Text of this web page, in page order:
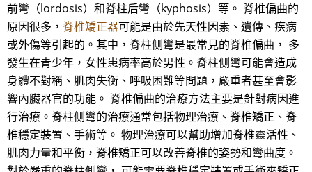
前彎（lordosis）和脊柱后彎（kyphosis）等。 脊椎偏曲的
原因很多， 脊椎矯正器可能是由於先天性因素、遺傳、疾病
或外傷等引起的。其中，脊柱侧彎是最常見的脊椎偏曲， 多
發生在青少年，女性患病率高於男性。脊柱侧彎可能會造成
身體不對稱、肌肉失衡、呼吸困難等問題，嚴重者甚至會影
響內臟器官的功能。 脊椎偏曲的治療方法主要是針對病因進
行治療。脊柱侧彎的治療通常包括物理治療、脊椎矯正、脊
椎穩定裝置、手術等。 物理治療可以幫助增加脊椎靈活性、
肌肉力量和平衡，脊椎矯正可以改善脊椎的姿勢和彎曲度。